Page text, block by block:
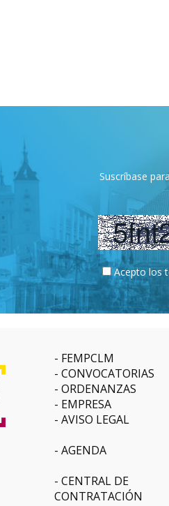
Suscríbase
Acepto los
FEMPCLM
CONVOCATORIAS
ORDENANZAS
EMPRESA
AVISO LEGAL
AGENDA
CENTRAL DE
CONTRATACIÓN